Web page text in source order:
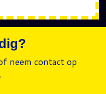
neem contact op